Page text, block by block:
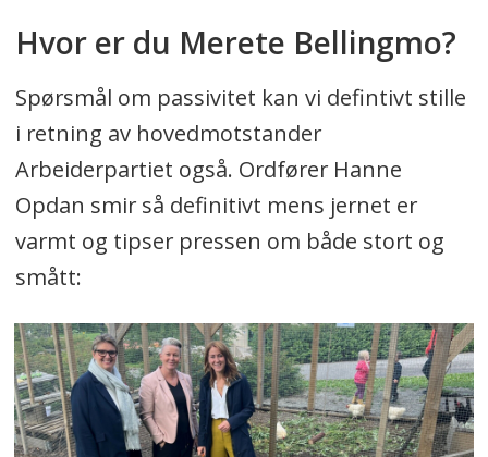
Hvor er du Merete Bellingmo?
Spørsmål om passivitet kan vi defintivt stille
i retning av hovedmotstander
Arbeiderpartiet også. Ordfører Hanne
Opdan smir så definitivt mens jernet er
varmt og tipser pressen om både stort og
smått: